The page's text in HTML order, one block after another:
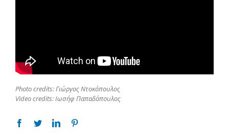
Photo credits: Γιώργος Ντοκόπουλος
Video credits: Ιωσήφ Παπαδόπουλος
Facebook
TwitterLinkedin